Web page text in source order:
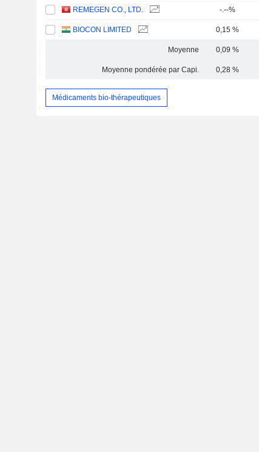
REMEGEN CO., LTD. -.--%
BIOCON LIMITED 0,15 %
Moyenne 0,09 %
Moyenne pondérée par Capi. 0,28 %
Médicaments bio-thérapeutiques